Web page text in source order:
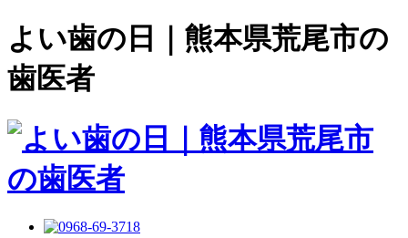
よい歯の日｜熊本県荒尾市の
歯医者